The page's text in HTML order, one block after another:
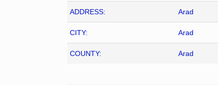
ADDRESS: Arad
CITY: Arad
COUNTY: Arad